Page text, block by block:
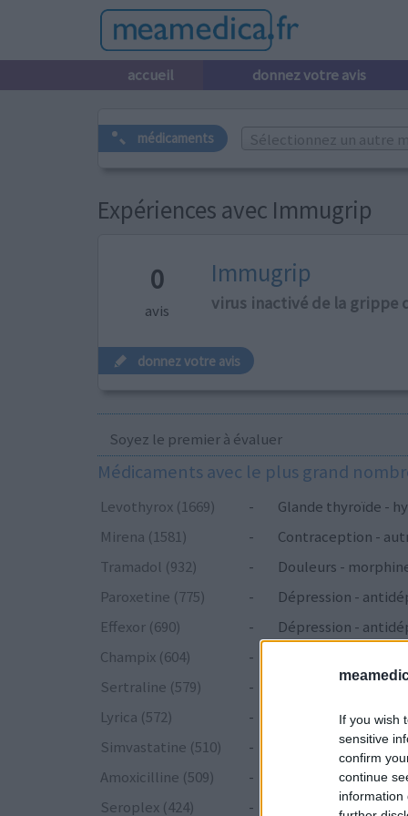
If you wish
sensitive
confirm
continue
information
accueil donnez votre avis
médicaments Sélectionnez un autre
Expériences avec Immugrip
0
avis
Immugrip
virus inactivé de la grippe
donnez votre avis
Soyez le premier à évaluer
Médicaments avec le plus grand
Levothyrox (1669) -
Glande thyroïde -
Mirena (1581)
-
Contraception -
Tramadol (932)
-
Douleurs -
Paroxetine (775)
-
Dépression -
Effexor (690)
-
Dépression -
Champix (604)
-
Sertraline (579)
-
Dépression -
Lyrica (572)
-
Simvastatine (510)
-
Cholestérol
Amoxicilline (509)
-
Antibiotiques -
Seroplex (424)
-
Dépression -